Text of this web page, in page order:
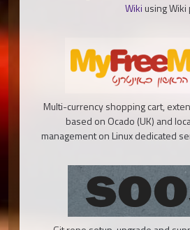
Wiki using Wiki
Multi-currency shopping cart,
based on Ocado (UK) and
management on Linux dedicated